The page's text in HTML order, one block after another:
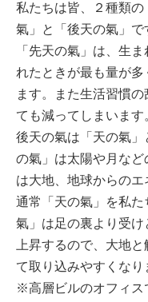
私たちは皆、２種類
氣」と「後天の氣」で
「先天の氣」は、生
れたときが最も量が
ます。また生活習慣
ても減ってしまいます
後天の氣は「天の氣
の氣」は太陽や月など
は大地、地球からのエ
通常「天の氣」を私
氣」は足の裏より受
上昇するので、大地
て取り込みやすくなり
※高層ビルのオフィス